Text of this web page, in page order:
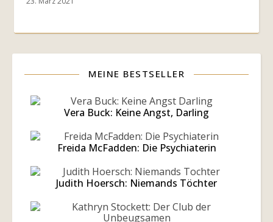
MEINE BESTSELLER
Vera Buck: Keine Angst, Darling
Freida McFadden: Die Psychiaterin
Judith Hoersch: Niemands Töchter